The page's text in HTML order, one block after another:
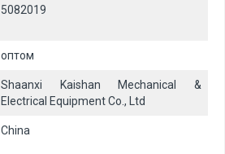
5082019
оптом
Shaanxi Kaishan Mechanical &
Electrical Equipment Co., Ltd
China